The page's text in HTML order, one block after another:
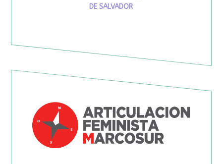
DE SALVADOR